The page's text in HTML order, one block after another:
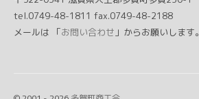
tel.0749-48-1811 fax.0749-48-2188
メールは 「お問い合わせ 」からお願いします。